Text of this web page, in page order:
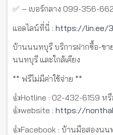
✅ – เบอร์กลาง 099-356-
แอดไลน์ที่นี่ : https://lin.ee/
บ้านนนทบุรี บริการฝากซื้อ-ขา
นนทบุรี และใกล้เคียง
** ฟรีไม่มีค่าใช้จ่าย **
👍Hotline : 02-432-6159 ห
👍website : https://
👍Facebook : บ้านมือสองน